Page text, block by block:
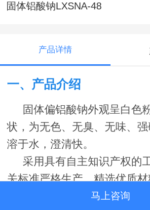
固体铝酸钠LXSNA-48
产品详情
一、产品介绍
固体偏铝酸钠外观呈白色
状，为无色、无臭、无味、
溶于水，澄清快。
采用具有自主知识产权的
关标准严格生产。精选优质
高；颗粒均匀，色度稳定。偏
马上咨询